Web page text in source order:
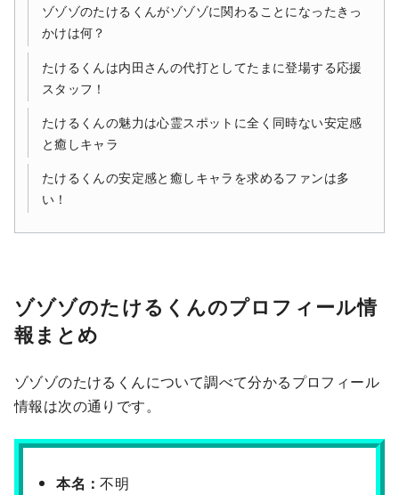
ゾゾゾのたけるくんがゾゾゾに関わることになったきっ
かけは何？
たけるくんは内田さんの代打としてたまに登場する応援
スタッフ！
たけるくんの魅力は心霊スポットに全く同時ない安定感
と癒しキャラ
たけるくんの安定感と癒しキャラを求めるファンは多
い！
ゾゾゾのたけるくんのプロフィール情
報まとめ
ゾゾゾのたけるくんについて調べて分かるプロフィール
情報は次の通りです。
本名：不明